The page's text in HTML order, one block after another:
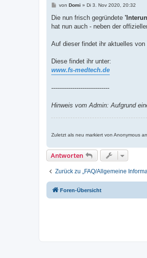
B
i
r
von Domi » Di 3. Nov 2020, 20:32
Die nun frisch gegründete
hat nun auch - neben der
Auf dieser findet ihr aktuelles
Diese findet ihr unter:
www.fs-medtech.de
------------------------------
Hinweis vom Admin: Aufgrund
Zuletzt als neu markiert von Anonymous
Antworten
Zurück zu „FAQ/Allgemeine
Foren-Übersicht